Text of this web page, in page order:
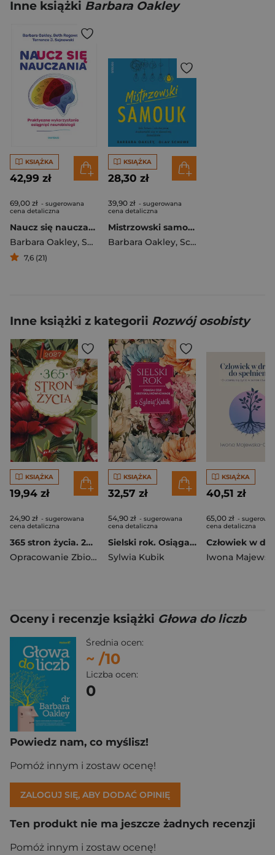
Inne książki Barbara Oakley
KSIĄŻKA
42,99 zł
69,00 zł - sugerowana
cena detaliczna
Naucz się nauczania Praktyczne wykorzystanie osiągnięć neurobiologii
Barbara Oakley, Sejnowski Terrence
7,6 (21)
KSIĄŻKA
28,30 zł
39,90 zł - sugerowana
cena detaliczna
Mistrzowski samouk Jak łatwo i skutecznie doskonalić się w dowolnej dziedzinie
Barbara Oakley, Schewe Olav
Inne książki z kategorii Rozwój osobisty
KSIĄŻKA
19,94 zł
24,90 zł - sugerowana
cena detaliczna
365 stron życia. 2027
Opracowanie Zbiorowe
KSIĄŻKA
32,57 zł
54,90 zł - sugerowana
cena detaliczna
Sielski rok. Osiągaj cele i odzyskaj równowagę z Sylwią Kubik
Sylwia Kubik
KSIĄŻKA
40,51 zł
65,00 zł -
cena detaliczna
Oceny i recenzje książki Głowa do liczb
Średnia ocen:
~ /10
Liczba ocen:
0
Powiedz nam, co myślisz!
Pomóż innym i zostaw ocenę!
ZALOGUJ SIĘ, ABY DODAĆ OPINIĘ
Ten produkt nie ma jeszcze żadnych recenzji
Pomóż innym i zostaw ocenę!